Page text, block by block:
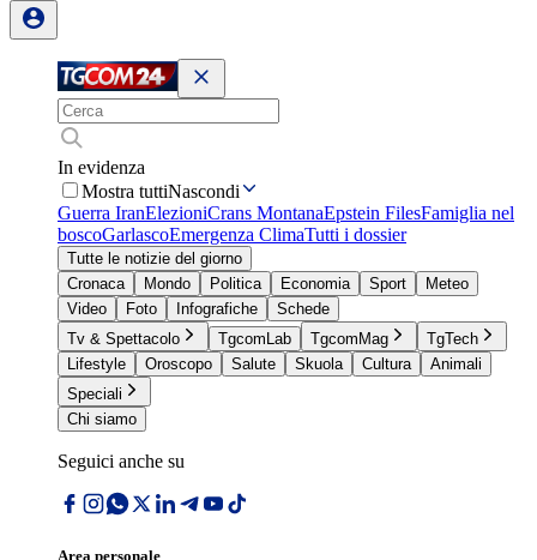
In evidenza
Mostra tuttiNascondi
Guerra IranElezioniCrans MontanaEpstein FilesFamiglia nel
boscoGarlascoEmergenza ClimaTutti i dossier
Tutte le notizie del giorno
Cronaca
Mondo Politica Economia Sport
Meteo
Video
Foto Infografiche
Schede
Tv & Spettacolo
TgcomLab TgcomMag
TgTech
Lifestyle
Oroscopo Salute Skuola Cultura
Animali
Speciali
Chi siamo
Seguici anche su
Area personale